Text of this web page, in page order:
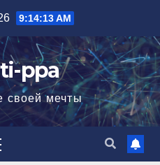
9:14:14 AM
ppa
своей мечты